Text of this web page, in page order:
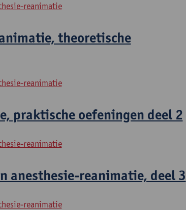
reanimatie
theoretische
reanimatie
praktische oefeningen deel 2
reanimatie
anesthesie-reanimatie, deel 3
reanimatie